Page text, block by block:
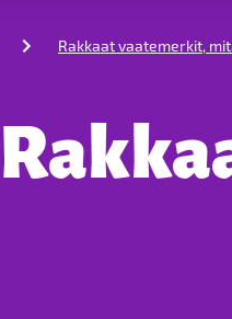
Rakkaat vaatemerkit,